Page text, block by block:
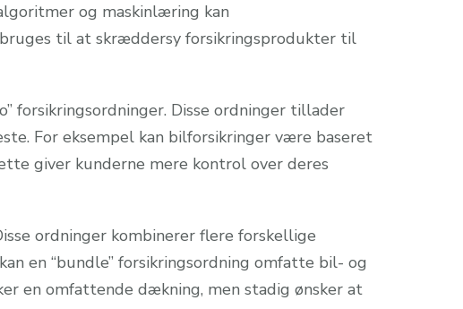
og maskinlæring kan
bruges til at skræddersy forsikringsprodukter til
forsikringsordninger. Disse ordninger tillader
For eksempel kan bilforsikringer være baseret
giver kunderne mere kontrol over deres
ordninger kombinerer flere forskellige
en “bundle” forsikringsordning omfatte bil- og
en omfattende dækning, men stadig ønsker at